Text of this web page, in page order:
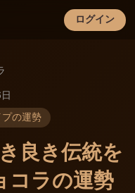
ログイン
×
の運勢
良き伝統を
コラの運勢